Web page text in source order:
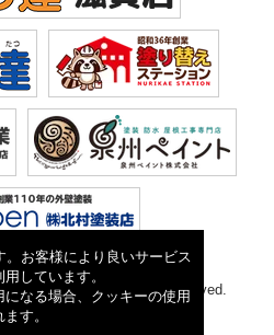
お客様により良いサービス
しています。
なる場合、クッキーの使用
す。
会社 植田). All Rights Reserved.